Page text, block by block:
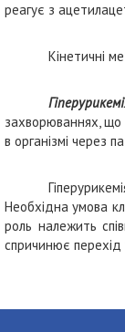
реагує з
Кінетичні
захворюваннях, що
в організмі через
Необхідна умова
роль належить
спричинює перехід